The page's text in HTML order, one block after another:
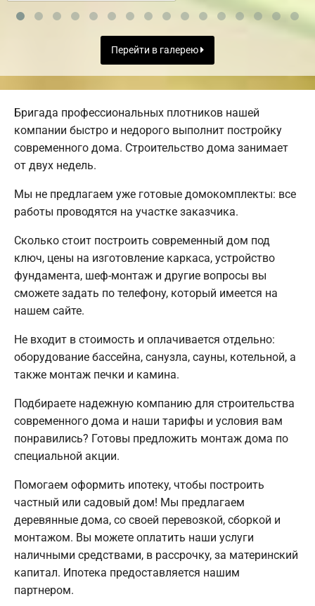
Перейти в галерею
Бригада профессиональных плотников нашей
компании быстро и недорого выполнит постройку
современного дома. Строительство дома занимает
от двух недель.
Мы не предлагаем уже готовые домокомплекты: все
работы проводятся на участке заказчика.
Сколько стоит построить современный дом под
ключ, цены на изготовление каркаса, устройство
фундамента, шеф-монтаж и другие вопросы вы
сможете задать по телефону, который имеется на
нашем сайте.
Не входит в стоимость и оплачивается отдельно:
оборудование бассейна, санузла, сауны, котельной, а
также монтаж печки и камина.
Подбираете надежную компанию для строительства
современного дома и наши тарифы и условия вам
понравились? Готовы предложить монтаж дома по
специальной акции.
Помогаем оформить ипотеку, чтобы построить
частный или садовый дом! Мы предлагаем
деревянные дома, со своей перевозкой, сборкой и
монтажом. Вы можете оплатить наши услуги
наличными средствами, в рассрочку, за материнский
капитал. Ипотека предоставляется нашим
партнером.